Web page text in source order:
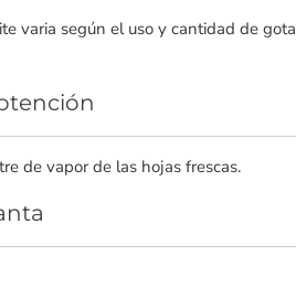
varia según el uso y cantidad de
de vapor de las hojas frescas.